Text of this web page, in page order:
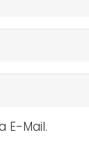
E-Mail.